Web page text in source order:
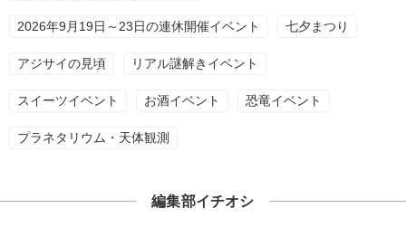
2026年9月19日～23日の連休開催イベント 七夕まつり
アジサイの見頃 リアル謎解きイベント
スイーツイベント お酒イベント 恐竜イベント
プラネタリウム・天体観測
編集部イチオシ